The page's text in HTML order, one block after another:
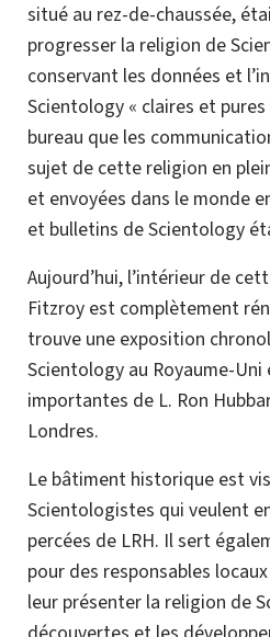
situé au rez-de-chaussée,
progresser la religion de
conservant les données et
Scientology « claires et pures
bureau que les
sujet de cette religion en
et envoyées dans le monde
et bulletins de Scientology
Aujourd’hui, l’intérieur de
Fitzroy est complètement
trouve une exposition
Scientology au Royaume-Uni
importantes de L. Ron
Londres.
Le bâtiment historique est
Scientologistes qui veulent
percées de LRH. Il sert
pour des responsables
leur présenter la religion de